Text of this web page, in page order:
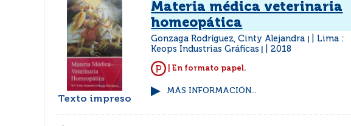
Texto impreso
Materia médica veterinaria
homeopática
Gonzaga Rodríguez, Cinty Alejandra
Lima :
Keops Industrias Gráficas
2018
| En formato papel.
MÁS INFORMACIÓN...